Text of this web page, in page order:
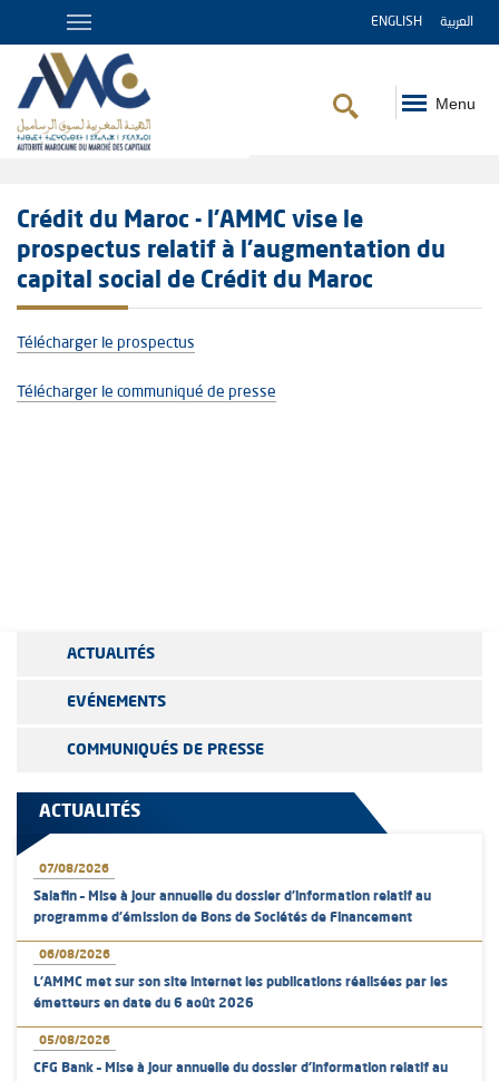
ENGLISH العربية
Menu
Crédit du Maroc - l'AMMC vise le
prospectus relatif à l’augmentation du
capital social de Crédit du Maroc
Télécharger le prospectus
Télécharger le communiqué de presse
ACTUALITÉS
EVÉNEMENTS
COMMUNIQUÉS DE PRESSE
ACTUALITÉS
07/08/2026
Salafin – Mise à jour annuelle du dossier d’information relatif au
programme d'émission de Bons de Sociétés de Financement
06/08/2026
L’AMMC met sur son site internet les publications réalisées par les
émetteurs en date du 6 août 2026
05/08/2026
CFG Bank – Mise à jour annuelle du dossier d’information relatif au